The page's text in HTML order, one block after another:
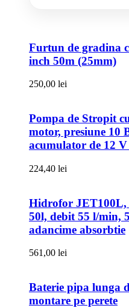
Furtun de gradina
inch 50m (25mm)
250,00 lei
Pompa de Stropit
motor, presiune 10
acumulator de 12
224,40 lei
Hidrofor JET100L,
50l, debit 55 l/min,
adancime absorbtie
561,00 lei
Baterie pipa lunga
montare pe perete